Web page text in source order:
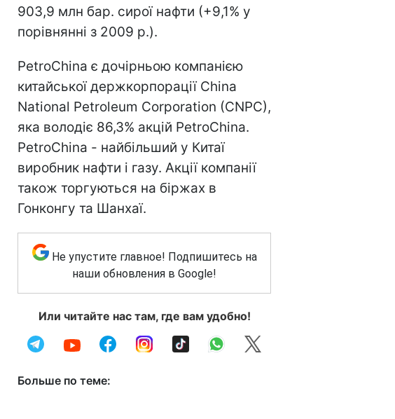
903,9 млн бар. сирої нафти (+9,1% у
порівнянні з 2009 р.).
PetroChina є дочірньою компанією
китайської держкорпорації China
National Petroleum Corporation (CNPC),
яка володіє 86,3% акцій PetroChina.
PetroChina - найбільший у Китаї
виробник нафти і газу. Акції компанії
також торгуються на біржах в
Гонконгу та Шанхаї.
Не упустите главное! Подпишитесь на
наши обновления в Google!
Или читайте нас там, где вам удобно!
Больше по теме: